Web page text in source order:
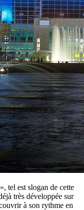
tel est slogan de cette
très développée sur
à son rythme en